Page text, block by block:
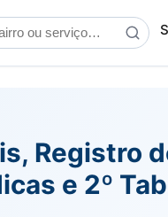
Registro
e 2º